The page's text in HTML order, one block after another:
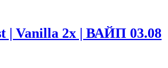
| Vanilla 2x | ВАЙП 03.08